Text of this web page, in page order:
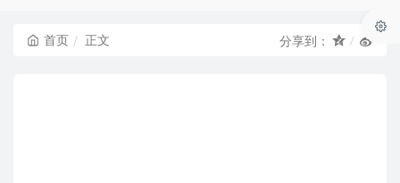
首页 正文 分享到：